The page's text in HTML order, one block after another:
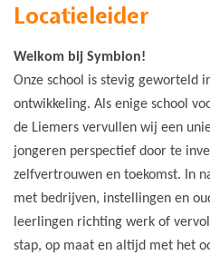
Locatieleider
Welkom bij Symbion!
Onze school is stevig geworteld
ontwikkeling. Als enige school
de Liemers vervullen wij een
jongeren perspectief door te
zelfvertrouwen en toekomst. In
met bedrijven, instellingen en
leerlingen richting werk of
stap, op maat en altijd met het